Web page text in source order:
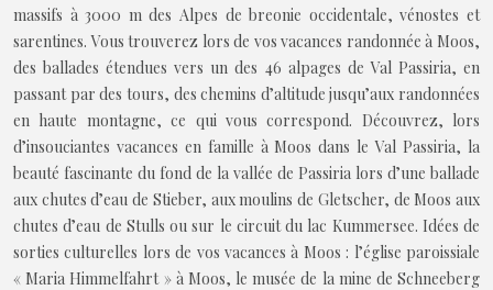
massifs à 3000 m des Alpes de breonie occidentale, vénostes et
sarentines. Vous trouverez lors de vos vacances randonnée à Moos,
des ballades étendues vers un des 46 alpages de Val Passiria, en
passant par des tours, des chemins d’altitude jusqu’aux randonnées
en haute montagne, ce qui vous correspond. Découvrez, lors
d’insouciantes vacances en famille à Moos dans le Val Passiria, la
beauté fascinante du fond de la vallée de Passiria lors d’une ballade
aux chutes d’eau de Stieber, aux moulins de Gletscher, de Moos aux
chutes d’eau de Stulls ou sur le circuit du lac Kummersee. Idées de
sorties culturelles lors de vos vacances à Moos : l’église paroissiale
« Maria Himmelfahrt » à Moos, le musée de la mine de Schneeberg